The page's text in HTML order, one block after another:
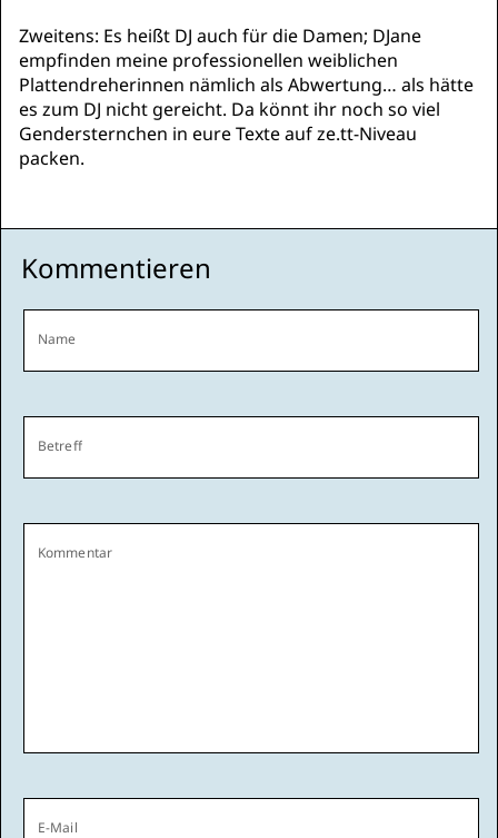
Zweitens: Es heißt DJ auch für die Damen; DJane
empfinden meine professionellen weiblichen
Plattendreherinnen nämlich als Abwertung… als hätte
es zum DJ nicht gereicht. Da könnt ihr noch so viel
Gendersternchen in eure Texte auf ze.tt-Niveau
packen.
Kommentieren
Name
Betreff
Kommentar
E-Mail